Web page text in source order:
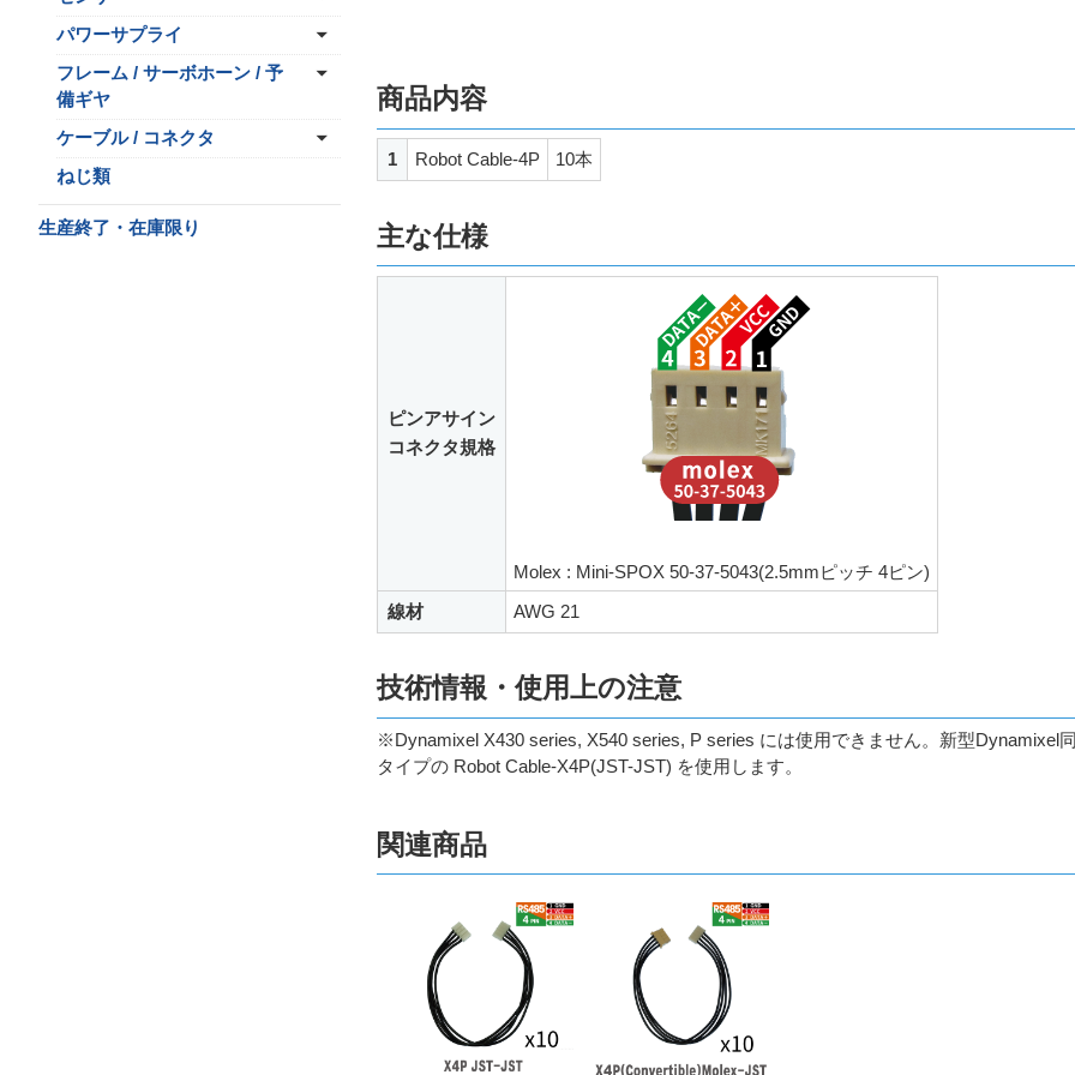
商品内容
1 Robot Cable-4P 10本
主な仕様
ピンアサイン
コネクタ規格
Molex : Mini-SPOX 50-37-5043(2.5mmピッチ 4ピン)
線材
AWG 21
技術情報・使用上の注意
※Dynamixel X430 series, X540 series, P series には使用できません。新型Dynamixel
タイプの Robot Cable-X4P(JST-JST) を使用します。
関連商品
パワーサプライ
フレーム / サーボホーン / 予
備ギヤ
ケーブル / コネクタ
ねじ類
生産終了・在庫限り